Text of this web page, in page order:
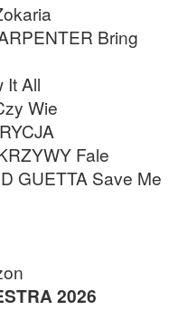
Bring
It All
Wie
Fale
GUETTA Save Me
2026